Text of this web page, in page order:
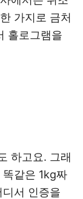
가지로 금처
홀로그램을
하고요. 그래
같은 1kg짜
서 인증을